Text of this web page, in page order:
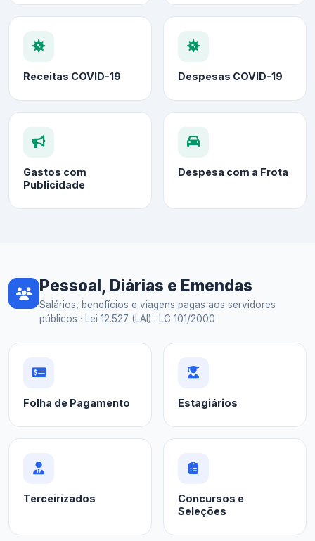
Receitas COVID-19 Despesas COVID-19
Gastos com
Publicidade
Despesa com a Frota
Pessoal, Diárias e Emendas
Salários, benefícios e viagens pagas aos servidores
públicos · Lei 12.527 (LAI) · LC 101/2000
Folha de Pagamento Estagiários
Terceirizados
Concursos e
Seleções